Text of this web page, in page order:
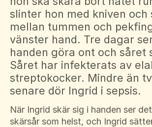
För amputerade
Ansök om bidrag
Sepsisforum
Axel Lyons minnesstipendium
Vår Integritetspolicy
Vid begravning
Norsk
Íslenska
Dansk
slinter hon med kniven och
mellan tummen och
vänster hand. Tre dagar
handen göra ont och såret
Såret har infekterats av
streptokocker. Mindre än
senare dör Ingrid i sepsis.
När Ingrid skär sig i handen ser
skärsår som helst, och Ingrid